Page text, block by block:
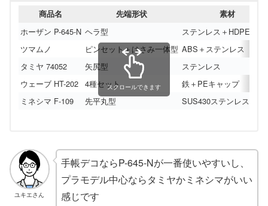
商品名 先端形状 素材
ホーザン P-645-N ヘラ型
ステンレス＋HDPEチッ
ツマムノ
ピンセット＋はさみ一体型 ABS＋ステンレス
タミヤ 74052
矢尻型
ステンレス
ウェーブ HT-202 4種セット
鉄＋PEキャップ
ミネシマ F-109
先平丸型 SUS430ステンレス
スクロールできます
ユキエさん
手帳デコならP-645-Nが一番使いやすいし、
プラモデル中心ならタミヤかミネシマがいい
感じです